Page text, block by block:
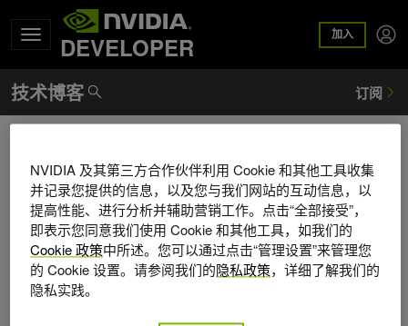
DEVELOPER 加入
Transformer
如何优化基于 Transformer 的模型以进行低精度训练
NVIDIA 及其第三方合作伙伴利用 Cookie 和其他工具收集
并记录您提供的信息，以及您与我们网站的互动信息，以
提高性能、进行分析并辅助营销工作。点击“全部接受”，
即表示您同意我们使用 Cookie 和其他工具，如我们的
Cookie 政策中所述。您可以通过点击“管理设置”来管理您
的 Cookie 设置。请参阅我们的隐私政策，详细了解我们的
隐私实践。